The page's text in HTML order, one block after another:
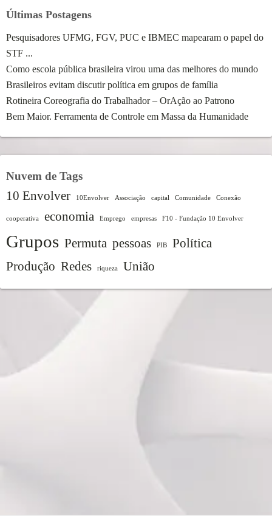
Últimas Postagens
Pesquisadores UFMG, FGV, PUC e IBMEC mapearam o papel do
STF ...
Como escola pública brasileira virou uma das melhores do mundo
Brasileiros evitam discutir política em grupos de família
Rotineira Coreografia do Trabalhador – OrAção ao Patrono
Bem Maior. Ferramenta de Controle em Massa da Humanidade
Nuvem de Tags
10 Envolver 10Envolver Associação capital Comunidade Conexão
cooperativa economia Emprego empresas F10 - Fundação 10 Envolver
Grupos Permuta pessoas PIB
Política
Produção Redes riqueza União